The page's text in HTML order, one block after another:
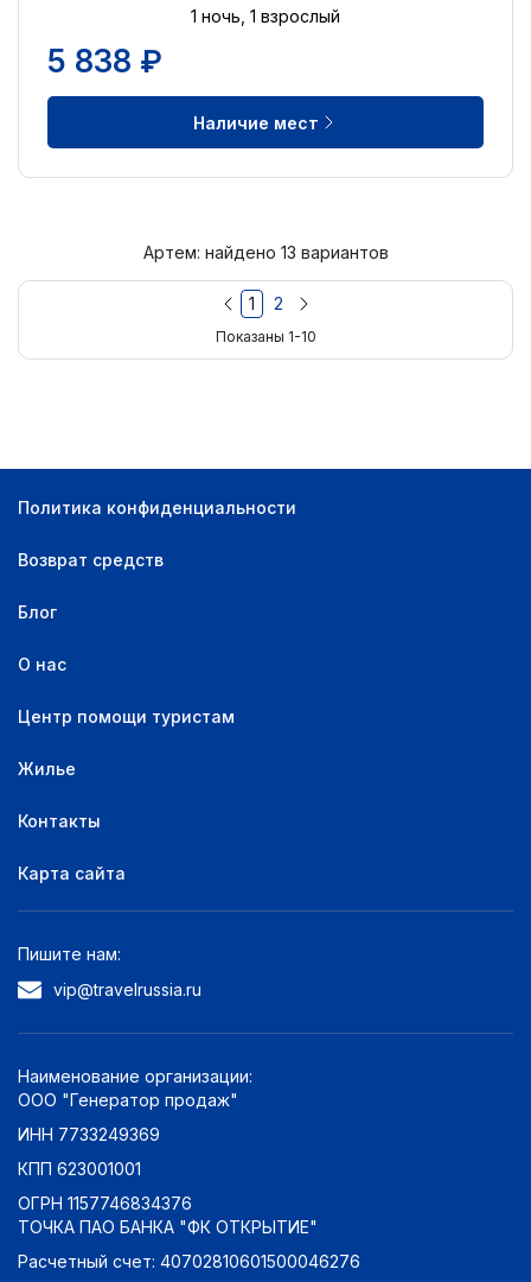
1 ночь, 1 взрослый
5 838 ₽
Наличие мест
Артем: найдено 13 вариантов
1 2
Показаны 1-10
Политика конфиденциальности
Возврат средств
Блог
О нас
Центр помощи туристам
Жилье
Контакты
Карта сайта
Пишите нам:
vip@travelrussia.ru
Наименование организации:
ООО "Генератор продаж"
ИНН 7733249369
КПП 623001001
ОГРН 1157746834376
ТОЧКА ПАО БАНКА "ФК ОТКРЫТИЕ"
Расчетный счет: 40702810601500046276